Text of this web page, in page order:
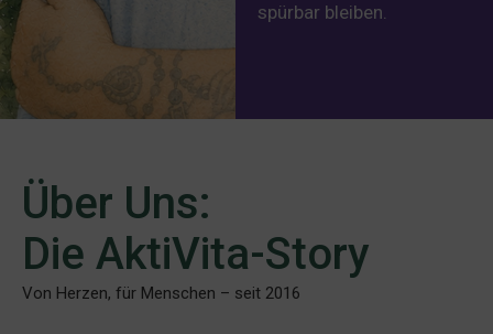
spürbar bleiben.
Über Uns:
Die AktiVita-Story
Von Herzen, für Menschen – seit 2016